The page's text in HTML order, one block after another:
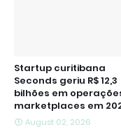
Startup curitibana
Seconds geriu R$ 12,3
bilhões em
marketplaces em
August 02, 2026